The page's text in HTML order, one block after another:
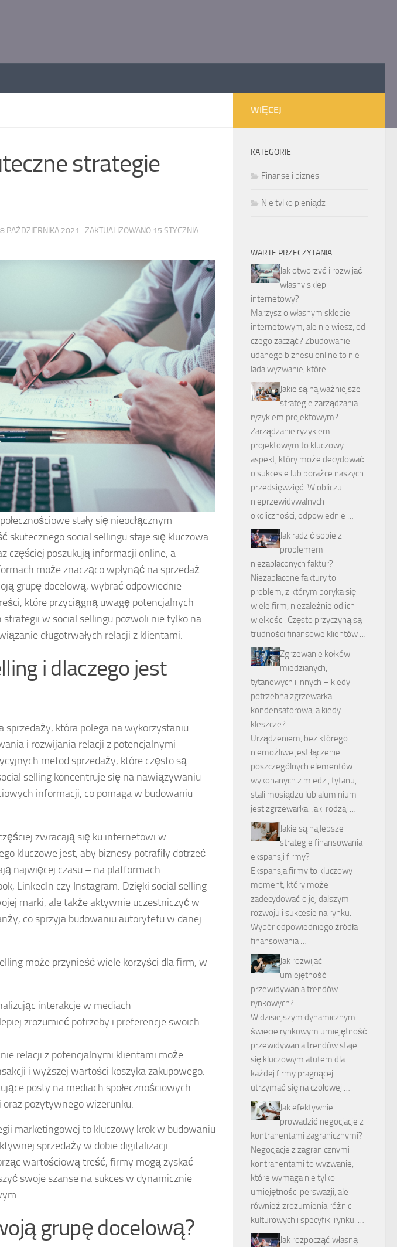
strategie
8 PAŹDZIERNIKA 2021 · ZAKTUALIZOWANO 15 STYCZNIA
stały się nieodłącznym
skutecznego social sellingu staje się kluczowa
częściej poszukują informacji online, a
może znacząco wpłynąć na sprzedaż.
grupę docelową, wybrać odpowiednie
które przyciągną uwagę potencjalnych
w social sellingu pozwoli nie tylko na
długotrwałych relacji z klientami.
i dlaczego jest
sprzedaży, która polega na wykorzystaniu
i rozwijania relacji z potencjalnymi
metod sprzedaży, które często są
selling koncentruje się na nawiązywaniu
informacji, co pomaga w budowaniu
zwracają się ku internetowi w
kluczowe jest, aby biznesy potrafiły dotrzeć
najwięcej czasu – na platformach
LinkedIn czy Instagram. Dzięki social selling
marki, ale także aktywnie uczestniczyć w
co sprzyja budowaniu autorytetu w danej
może przynieść wiele korzyści dla firm, w
interakcje w mediach
zrozumieć potrzeby i preferencje swoich
relacji z potencjalnymi klientami może
i wyższej wartości koszyka zakupowego.
posty na mediach społecznościowych
pozytywnego wizerunku.
marketingowej to kluczowy krok w budowaniu
sprzedaży w dobie digitalizacji.
wartościową treść, firmy mogą zyskać
swoje szanse na sukces w dynamicznie
grupę docelową?
WIĘCEJ
KATEGORIE
Finanse i biznes
Nie tylko pieniądz
WARTE PRZECZYTANIA
Jak otworzyć i rozwijać
własny sklep
internetowy?
Marzysz o własnym sklepie
internetowym, ale nie wiesz, od
czego zacząć? Zbudowanie
udanego biznesu online to nie
lada wyzwanie, które …
Jakie są najważniejsze
strategie zarządzania
ryzykiem projektowym?
Zarządzanie ryzykiem
projektowym to kluczowy
aspekt, który może decydować
o sukcesie lub porażce naszych
przedsięwzięć. W obliczu
nieprzewidywalnych
okoliczności, odpowiednie …
Jak radzić sobie z
problemem
niezapłaconych faktur?
Niezapłacone faktury to
problem, z którym boryka się
wiele firm, niezależnie od ich
wielkości. Często przyczyną są
trudności finansowe klientów …
Zgrzewanie kołków
miedzianych,
tytanowych i innych – kiedy
potrzebna zgrzewarka
kondensatorowa, a kiedy
kleszcze?
Urządzeniem, bez którego
niemożliwe jest łączenie
poszczególnych elementów
wykonanych z miedzi, tytanu,
stali mosiądzu lub aluminium
jest zgrzewarka. Jaki rodzaj …
Jakie są najlepsze
strategie finansowania
ekspansji firmy?
Ekspansja firmy to kluczowy
moment, który może
zadecydować o jej dalszym
rozwoju i sukcesie na rynku.
Wybór odpowiedniego źródła
finansowania …
Jak rozwijać
umiejętność
przewidywania trendów
rynkowych?
W dzisiejszym dynamicznym
świecie rynkowym umiejętność
przewidywania trendów staje
się kluczowym atutem dla
każdej firmy pragnącej
utrzymać się na czołowej …
Jak efektywnie
prowadzić negocjacje z
kontrahentami zagranicznymi?
Negocjacje z zagranicznymi
kontrahentami to wyzwanie,
które wymaga nie tylko
umiejętności perswazji, ale
również zrozumienia różnic
kulturowych i specyfiki rynku. …
Jak rozpocząć własną